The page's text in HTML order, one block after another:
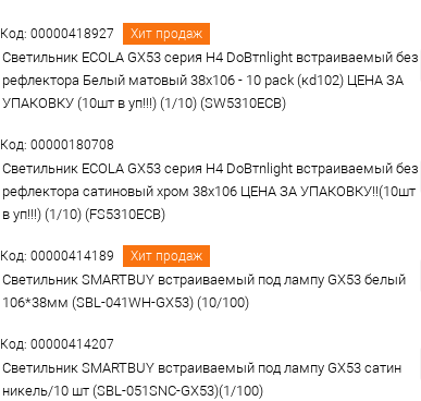
Код: 00000418927 Хит продаж
Светильник ECOLA GX53 серия H4 DoВтnlight встраиваемый без
рефлектора Белый матовый 38x106 - 10 pack (кd102) ЦЕНА ЗА
УПАКОВКУ (10шт в уп!!!) (1/10) (SW5310ECB)
Код: 00000180708
Светильник ECOLA GX53 серия H4 DoВтnlight встраиваемый без
рефлектора сатиновый хром 38х106 ЦЕНА ЗА УПАКОВКУ!!(10шт
в уп!!!) (1/10) (FS5310ECB)
Код: 00000414189 Хит продаж
Светильник SMARTBUY встраиваемый под лампу GX53 белый
106*38мм (SBL-041WH-GX53) (10/100)
Код: 00000414207
Светильник SMARTBUY встраиваемый под лампу GX53 сатин
никель/10 шт (SBL-051SNC-GX53)(1/100)